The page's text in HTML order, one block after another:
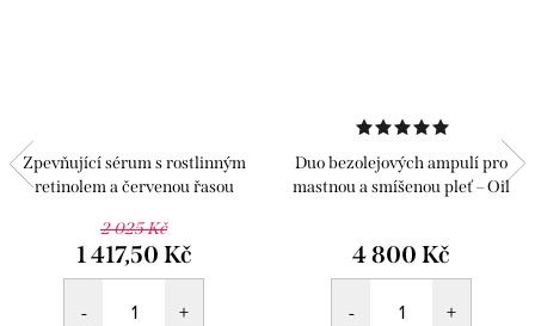
Zpevňující sérum s rostlinným
retinolem a červenou řasou
2 025 Kč
1 417,50 Kč
Duo bezolejových ampulí pro
mastnou a smíšenou pleť – Oil
4 800 Kč